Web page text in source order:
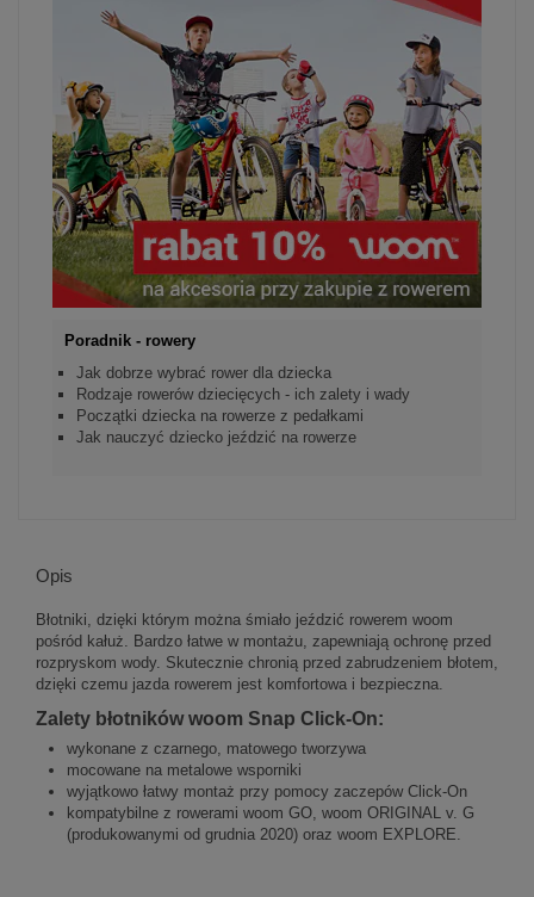
Poradnik - rowery
Jak dobrze wybrać rower dla dziecka
Rodzaje rowerów dziecięcych - ich zalety i wady
Początki dziecka na rowerze z pedałkami
Jak nauczyć dziecko jeździć na rowerze
Opis
Błotniki, dzięki którym można śmiało jeździć rowerem woom
pośród kałuż. Bardzo łatwe w montażu, zapewniają ochronę przed
rozpryskom wody. Skutecznie chronią przed zabrudzeniem błotem,
dzięki czemu jazda rowerem jest komfortowa i bezpieczna.
Zalety błotników woom Snap Click-On:
wykonane z czarnego, matowego tworzywa
mocowane na metalowe wsporniki
wyjątkowo łatwy montaż przy pomocy zaczepów Click-On
kompatybilne z rowerami woom GO, woom ORIGINAL v. G
(produkowanymi od grudnia 2020) oraz woom EXPLORE.